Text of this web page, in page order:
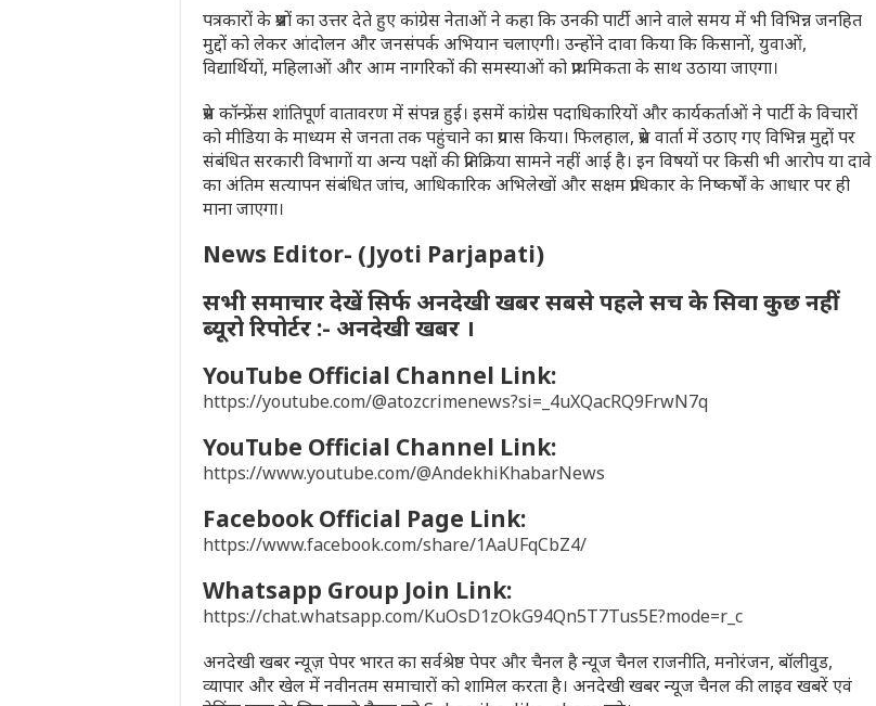
पत्रकारों के प्रश्नों का उत्तर देते हुए कांग्रेस नेताओं ने कहा कि उनकी पार्टी आने वाले समय में भी विभिन्न जनहित
मुद्दों को लेकर आंदोलन और जनसंपर्क अभियान चलाएगी। उन्होंने दावा किया कि किसानों, युवाओं,
विद्यार्थियों, महिलाओं और आम नागरिकों की समस्याओं को प्राथमिकता के साथ उठाया जाएगा।
प्रेस कॉन्फ्रेंस शांतिपूर्ण वातावरण में संपन्न हुई। इसमें कांग्रेस पदाधिकारियों और कार्यकर्ताओं ने पार्टी के विचारों
को मीडिया के माध्यम से जनता तक पहुंचाने का प्रयास किया। फिलहाल, प्रेस वार्ता में उठाए गए विभिन्न मुद्दों पर
संबंधित सरकारी विभागों या अन्य पक्षों की प्रतिक्रिया सामने नहीं आई है। इन विषयों पर किसी भी आरोप या दावे
का अंतिम सत्यापन संबंधित जांच, आधिकारिक अभिलेखों और सक्षम प्राधिकार के निष्कर्षों के आधार पर ही
माना जाएगा।
News Editor- (Jyoti Parjapati)
सभी समाचार देखें सिर्फ अनदेखी खबर सबसे पहले सच के सिवा कुछ नहीं
ब्यूरो रिपोर्टर :- अनदेखी खबर ।
YouTube Official Channel Link:
https://youtube.com/@atozcrimenews?si=_4uXQacRQ9FrwN7q
YouTube Official Channel Link:
https://www.youtube.com/@AndekhiKhabarNews
Facebook Official Page Link:
https://www.facebook.com/share/1AaUFqCbZ4/
Whatsapp Group Join Link:
https://chat.whatsapp.com/KuOsD1zOkG94Qn5T7Tus5E?mode=r_c
अनदेखी खबर न्यूज़ पेपर भारत का सर्वश्रेष्ठ पेपर और चैनल है न्यूज चैनल राजनीति, मनोरंजन, बॉलीवुड,
व्यापार और खेल में नवीनतम समाचारों को शामिल करता है। अनदेखी खबर न्यूज चैनल की लाइव खबरें एवं